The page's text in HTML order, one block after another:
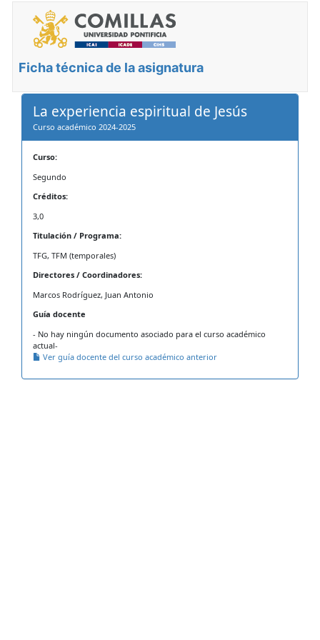
Ficha técnica de la asignatura
La experiencia espiritual de Jesús
Curso académico 2024-2025
Curso:
Segundo
Créditos:
3,0
Titulación / Programa:
TFG, TFM (temporales)
Directores / Coordinadores:
Marcos Rodríguez, Juan Antonio
Guía docente
- No hay ningún documento asociado para el curso académico
actual-
Ver guía docente del curso académico anterior